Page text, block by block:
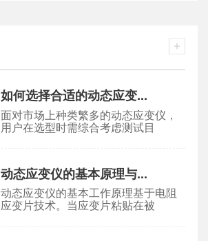
如何选择合适的动态应变...
面对市场上种类繁多的动态应变仪，
用户在选型时需综合考虑测试目
动态应变仪的基本原理与...
动态应变仪的基本工作原理基于电阻
应变片技术。当应变片粘贴在被